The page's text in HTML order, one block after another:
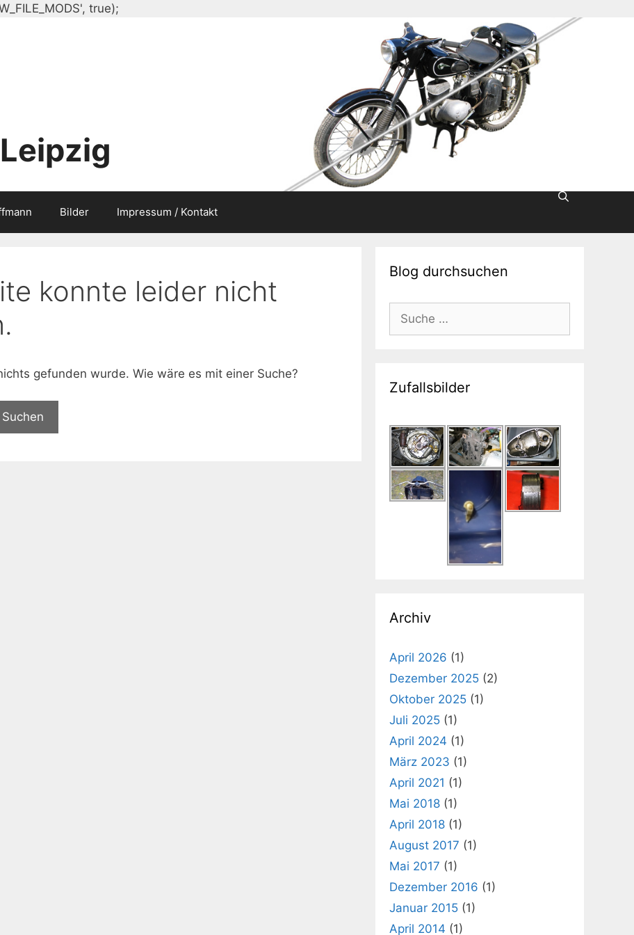
true);
Bilder Impressum / Kontakt
konnte leider nicht
gefunden wurde. Wie wäre es mit einer Suche?
Blog durchsuchen
Suche
nach:
Zufallsbilder
Archiv
April 2026 (1)
Dezember 2025 (2)
Oktober 2025 (1)
Juli 2025 (1)
April 2024 (1)
März 2023 (1)
April 2021 (1)
Mai 2018 (1)
April 2018 (1)
August 2017 (1)
Mai 2017 (1)
Dezember 2016 (1)
Januar 2015 (1)
April 2014 (1)